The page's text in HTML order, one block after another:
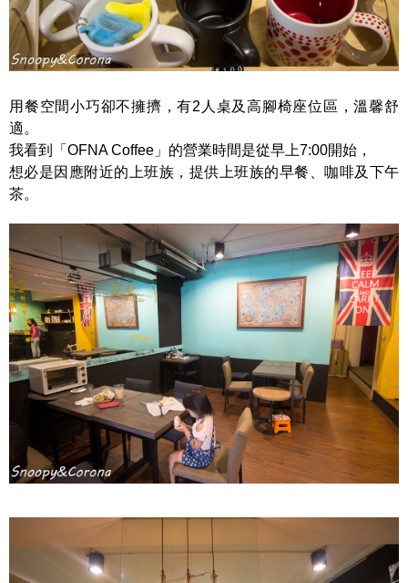
用餐空間小巧卻不擁擠，有2人桌及高腳椅座位區，溫馨舒
適。
我看到「OFNA Coffee」的營業時間是從早上7:00開始，
想必是因應附近的上班族，提供上班族的早餐、咖啡及下午
茶。